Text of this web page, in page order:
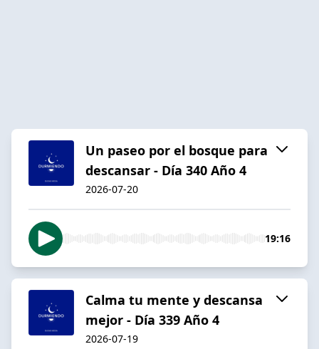
Un paseo por el bosque para
descansar - Día 340 Año 4
2026-07-20
19:16
Calma tu mente y descansa
mejor - Día 339 Año 4
2026-07-19